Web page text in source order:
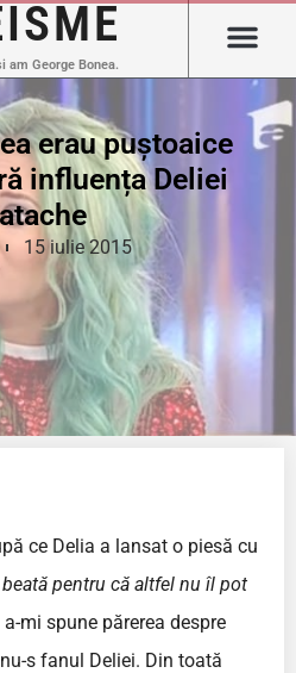
am George Bonea.
erau puștoaice
influența Deliei
15 iulie 2015
ce Delia a lansat o piesă cu
pentru că altfel nu îl pot
mi spune părerea despre
s fanul Deliei. Din toată